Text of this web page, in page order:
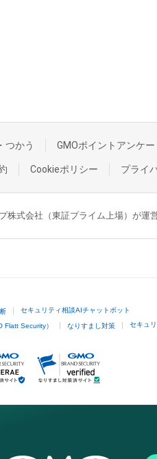
つかう GMOポイントアンケー
Cookieポリシー プライ
株式会社（東証プライム上場）が運
セキュリティ相談AIチャットボット
Flatt Security） なりすまし対策 セキュ